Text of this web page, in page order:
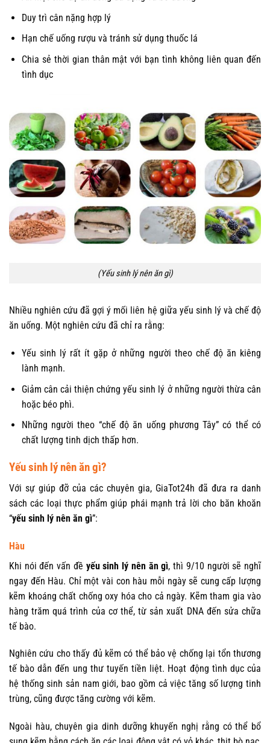
Duy trì cân nặng hợp lý
Hạn chế uống rượu và tránh sử dụng thuốc lá
Chia sẻ thời gian thân mật với bạn tình không liên quan đến
tình dục
(Yếu sinh lý nên ăn gì)
Nhiều nghiên cứu đã gợi ý mối liên hệ giữa yếu sinh lý và chế độ
ăn uống. Một nghiên cứu đã chỉ ra rằng:
Yếu sinh lý rất ít gặp ở những người theo chế độ ăn kiêng
lành mạnh.
Giảm cân cải thiện chứng yếu sinh lý ở những người thừa cân
hoặc béo phì.
Những người theo “chế độ ăn uống phương Tây” có thể có
chất lượng tinh dịch thấp hơn.
Yếu sinh lý nên ăn gì?
Với sự giúp đỡ của các chuyên gia, GiaTot24h đã đưa ra danh
sách các loại thực phẩm giúp phái mạnh trả lời cho băn khoăn
“yếu sinh lý nên ăn gì”:
Hàu
Khi nói đến vấn đề yếu sinh lý nên ăn gì, thì 9/10 người sẽ nghĩ
ngay đến Hàu. Chỉ một vài con hàu mỗi ngày sẽ cung cấp lượng
kẽm khoáng chất chống oxy hóa cho cả ngày. Kẽm tham gia vào
hàng trăm quá trình của cơ thể, từ sản xuất DNA đến sửa chữa
tế bào.
Nghiên cứu cho thấy đủ kẽm có thể bảo vệ chống lại tổn thương
tế bào dẫn đến ung thư tuyến tiền liệt. Hoạt động tình dục của
hệ thống sinh sản nam giới, bao gồm cả việc tăng số lượng tinh
trùng, cũng được tăng cường với kẽm.
Ngoài hàu, chuyên gia dinh dưỡng khuyến nghị rằng có thể bổ